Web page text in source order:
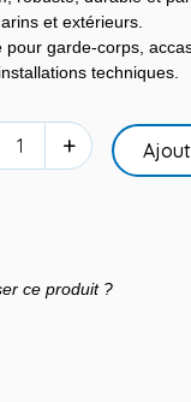
et extérieurs.
garde-corps,
techniques.
+
ce produit ?